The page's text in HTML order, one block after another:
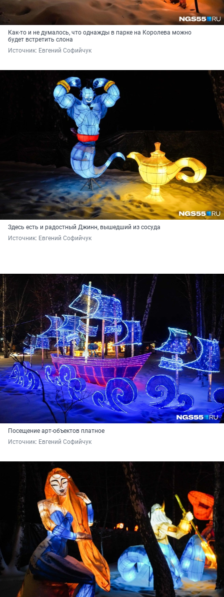
Как-то и не думалось, что однажды в парке на Королева можно
будет встретить слона
Источник: Евгений Софийчук
Здесь есть и радостный Джинн, вышедший из сосуда
Источник: Евгений Софийчук
Посещение арт-объектов платное
Источник: Евгений Софийчук